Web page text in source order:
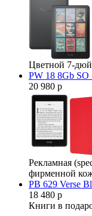
Цветной 7-
PW 18 8Gb
20 980 р
Рекламная
фирменной
PB 629 Verse
18 480 р
Книги в